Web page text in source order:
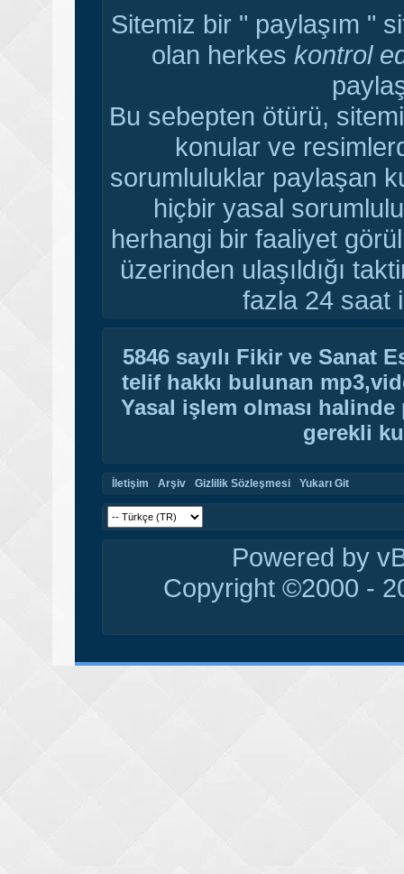
Sitemiz bir " paylaşım "
olan herkes kontrol
Bu sebepten ötürü,
konular ve
sorumluluklar paylaşan
hiçbir yasal
herhangi bir faaliyet
üzerinden ulaşıldığı
fazla 24 saat
5846 sayılı Fikir ve Sanat
telif hakkı bulunan
Yasal işlem olması
gerekli
İletişim Arşiv Gizlilik Sözleşmesi Yukarı Git
Powered by
Copyright ©2000 -